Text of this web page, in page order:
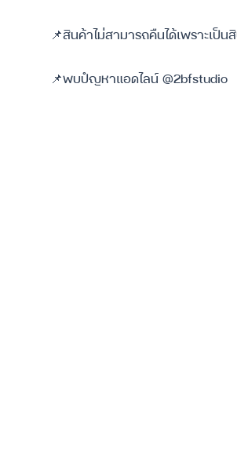
📌สินค้าไม่สามารถคืนได้เพราะเป็
📌พบปํญหาแอดไลน์ @2bfstudio